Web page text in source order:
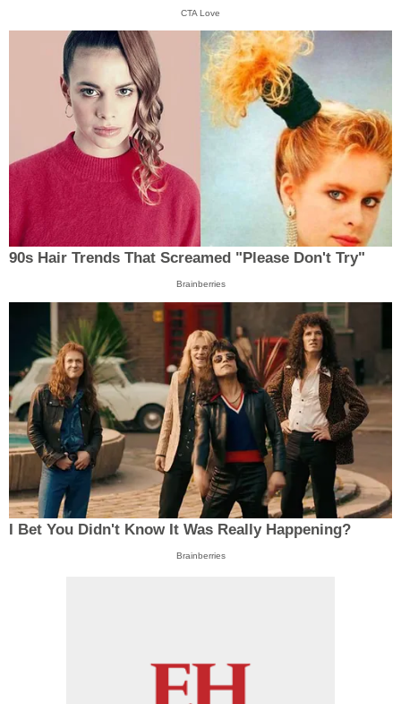
CTA Love
90s Hair Trends That Screamed "Please Don't Try"
Brainberries
I Bet You Didn't Know It Was Really Happening?
Brainberries